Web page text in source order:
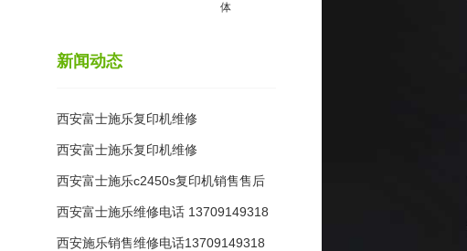
体
新闻动态
西安富士施乐复印机维修
西安富士施乐复印机维修
西安富士施乐c2450s复印机销售售后
维修配
西安富士施乐维修电话 13709149318
西安施乐销售维修电话13709149318